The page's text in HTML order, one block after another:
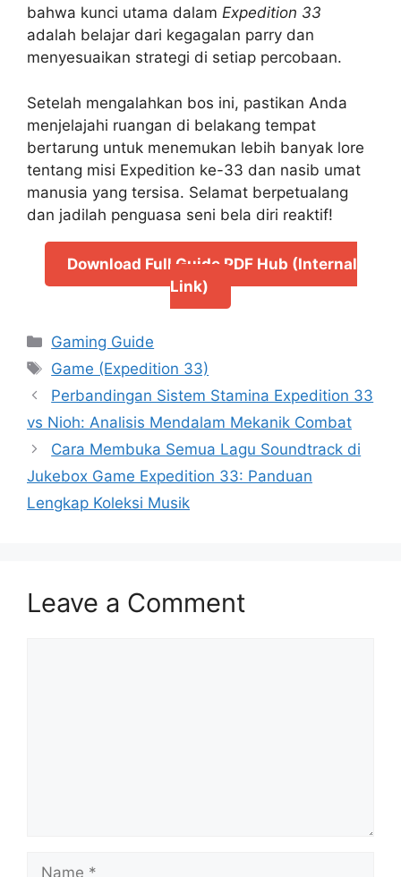
bahwa kunci utama dalam Expedition 33
adalah belajar dari kegagalan parry dan
menyesuaikan strategi di setiap percobaan.
Setelah mengalahkan bos ini, pastikan Anda
menjelajahi ruangan di belakang tempat
bertarung untuk menemukan lebih banyak lore
tentang misi Expedition ke-33 dan nasib umat
manusia yang tersisa. Selamat berpetualang
dan jadilah penguasa seni bela diri reaktif!
Download Full Guide PDF Hub (Internal
Link)
Categories
Gaming Guide
Tags
Game (Expedition 33)
Perbandingan Sistem Stamina Expedition 33
vs Nioh: Analisis Mendalam Mekanik Combat
Cara Membuka Semua Lagu Soundtrack di
Jukebox Game Expedition 33: Panduan
Lengkap Koleksi Musik
Leave a Comment